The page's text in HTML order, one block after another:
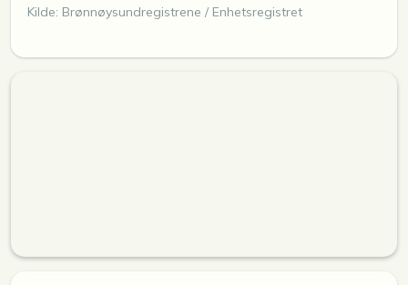
Kilde: Brønnøysundregistrene / Enhetsregistret